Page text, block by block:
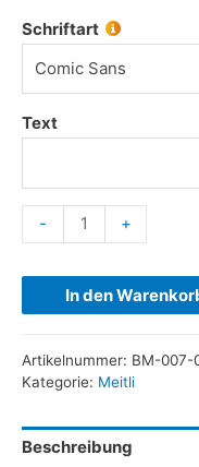
Schriftart
Comic Sans
Text
- +
In den
Artikelnummer: BM-007-
Kategorie: Meitli
Beschreibung